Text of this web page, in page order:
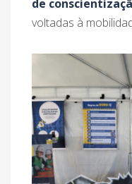
de
voltadas à